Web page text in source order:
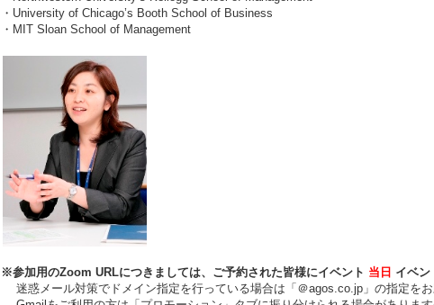
・University of Chicago’s Booth School of Business
・MIT Sloan School of Management
※参加用のZoom URLにつきましては、ご予約された皆様にイベント 当日 イベン
迷惑メール対策でドメイン指定を行っている場合は「＠agos.co.jp」の指定をお